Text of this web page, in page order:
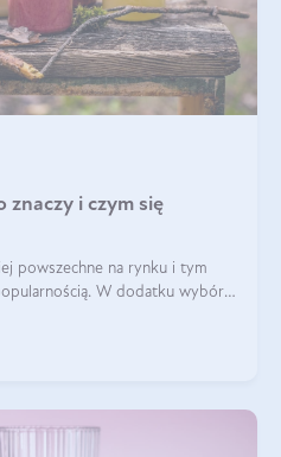
i czym się
powszechne na rynku i tym
W dodatku wybór